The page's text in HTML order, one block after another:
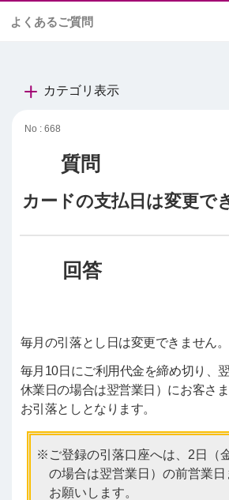
よくあるご質問
カテゴリ表示
No : 668
カードの支払日は変更で
毎月の引落とし日は変更できません。
毎月10日にご利用代金を締め切り、
休業日の場合は翌営業日）にお客さ
お引落としとなります。
ご登録の引落口座へは、2日（
の場合は翌営業日）の前営業
お願いします。